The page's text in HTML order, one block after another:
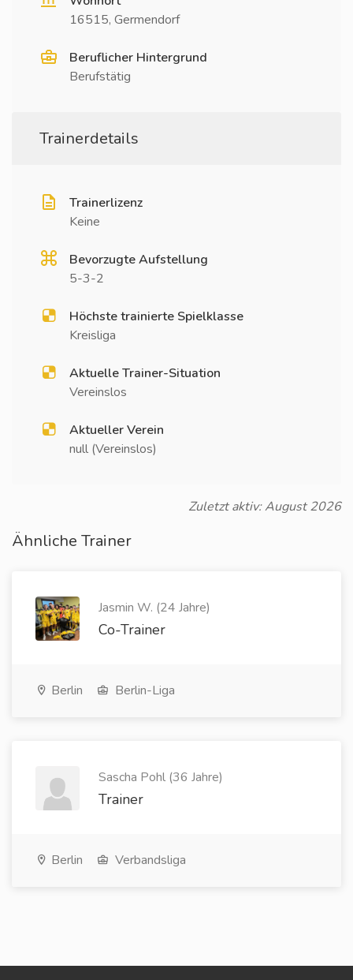
16515, Germendorf
Beruflicher Hintergrund
Berufstätig
Trainerdetails
Trainerlizenz
Keine
Bevorzugte Aufstellung
5-3-2
Höchste trainierte Spielklasse
Kreisliga
Aktuelle Trainer-Situation
Vereinslos
Aktueller Verein
null (Vereinslos)
Zuletzt aktiv: August 2026
Ähnliche Trainer
Jasmin W. (24 Jahre)
Co-Trainer
Berlin Berlin-Liga
Sascha Pohl (36 Jahre)
Trainer
Berlin Verbandsliga